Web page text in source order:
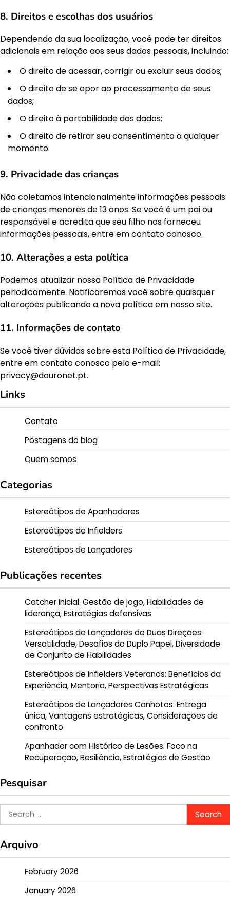
8. Direitos e escolhas dos usuários
Dependendo da sua localização, você pode ter direitos
adicionais em relação aos seus dados pessoais, incluindo:
O direito de acessar, corrigir ou excluir seus dados;
O direito de se opor ao processamento de seus
dados;
O direito à portabilidade dos dados;
O direito de retirar seu consentimento a qualquer
momento.
9. Privacidade das crianças
Não coletamos intencionalmente informações pessoais
de crianças menores de 13 anos. Se você é um pai ou
responsável e acredita que seu filho nos forneceu
informações pessoais, entre em contato conosco.
10. Alterações a esta política
Podemos atualizar nossa Política de Privacidade
periodicamente. Notificaremos você sobre quaisquer
alterações publicando a nova política em nosso site.
11. Informações de contato
Se você tiver dúvidas sobre esta Política de Privacidade,
entre em contato conosco pelo e-mail:
privacy@douronet.pt.
Links
Contato
Postagens do blog
Quem somos
Categorias
Estereótipos de Apanhadores
Estereótipos de Infielders
Estereótipos de Lançadores
Publicações recentes
Catcher Inicial: Gestão de jogo, Habilidades de
liderança, Estratégias defensivas
Estereótipos de Lançadores de Duas Direções:
Versatilidade, Desafios do Duplo Papel, Diversidade
de Conjunto de Habilidades
Estereótipos de Infielders Veteranos: Benefícios da
Experiência, Mentoria, Perspectivas Estratégicas
Estereótipos de Lançadores Canhotos: Entrega
única, Vantagens estratégicas, Considerações de
confronto
Apanhador com Histórico de Lesões: Foco na
Recuperação, Resiliência, Estratégias de Gestão
Pesquisar
Search
for:
Arquivo
February 2026
January 2026